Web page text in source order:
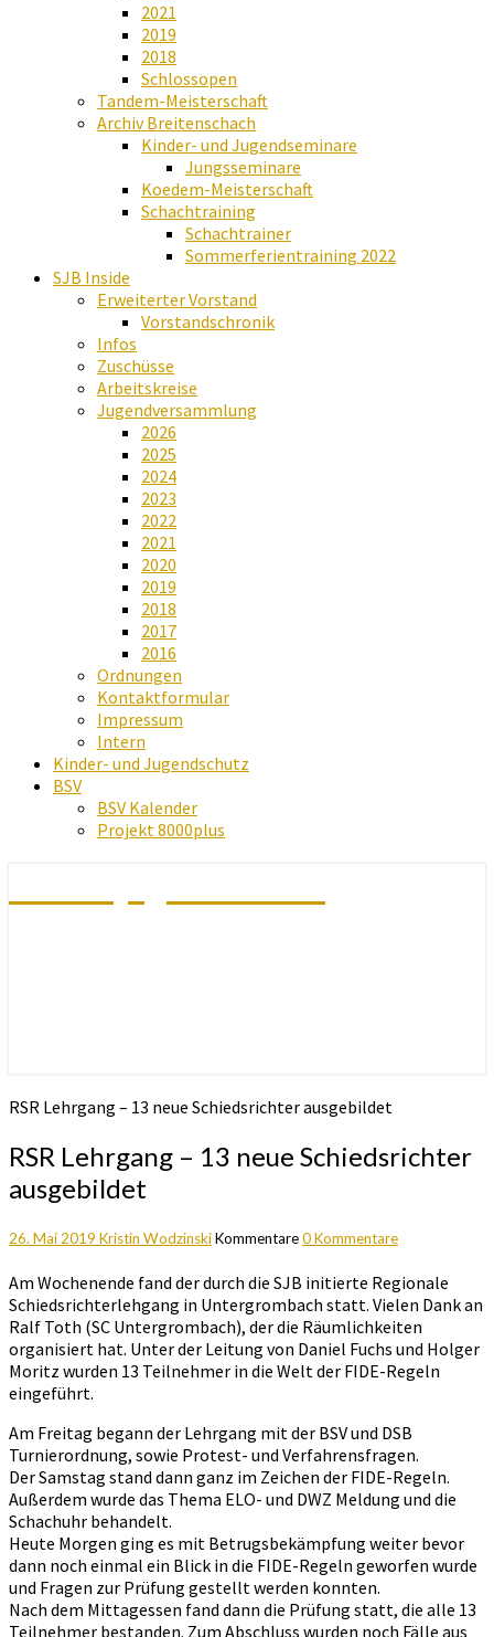
2021
2019
2018
Schlossopen
Tandem-Meisterschaft
Archiv Breitenschach
Kinder- und Jugendseminare
Jungsseminare
Koedem-Meisterschaft
Schachtraining
Schachtrainer
Sommerferientraining 2022
SJB Inside
Erweiterter Vorstand
Vorstandschronik
Infos
Zuschüsse
Arbeitskreise
Jugendversammlung
2026
2025
2024
2023
2022
2021
2020
2019
2018
2017
2016
Ordnungen
Kontaktformular
Impressum
Intern
Kinder- und Jugendschutz
BSV
BSV Kalender
Projekt 8000plus
RSR Lehrgang – 13 neue Schiedsrichter ausgebildet
RSR Lehrgang – 13 neue Schiedsrichter
ausgebildet
26. Mai 2019 Kristin WodzinskiKommentare0 Kommentare
Am Wochenende fand der durch die SJB initierte Regionale
Schiedsrichterlehgang in Untergrombach statt. Vielen Dank an
Ralf Toth (SC Untergrombach), der die Räumlichkeiten
organisiert hat. Unter der Leitung von Daniel Fuchs und Holger
Moritz wurden 13 Teilnehmer in die Welt der FIDE-Regeln
eingeführt.
Am Freitag begann der Lehrgang mit der BSV und DSB
Turnierordnung, sowie Protest- und Verfahrensfragen.
Der Samstag stand dann ganz im Zeichen der FIDE-Regeln.
Außerdem wurde das Thema ELO- und DWZ Meldung und die
Schachuhr behandelt.
Heute Morgen ging es mit Betrugsbekämpfung weiter bevor
dann noch einmal ein Blick in die FIDE-Regeln geworfen wurde
und Fragen zur Prüfung gestellt werden konnten.
Nach dem Mittagessen fand dann die Prüfung statt, die alle 13
Teilnehmer bestanden. Zum Abschluss wurden noch Fälle aus